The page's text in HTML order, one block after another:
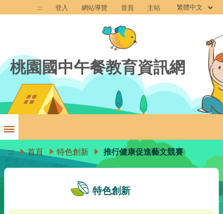
::: 登入 網站導覽 首頁 主站 繁體中文
桃園國中午餐教育資訊網
::: 首頁 特色創新 推行健康促進藝文競賽
特色創新